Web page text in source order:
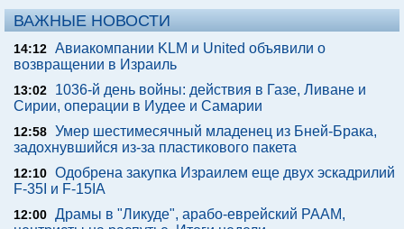
ВАЖНЫЕ НОВОСТИ
14:12 Авиакомпании KLM и United объявили о
возвращении в Израиль
13:02
1036-й день войны: действия в Газе, Ливане и
Сирии, операции в Иудее и Самарии
12:58 Умер шестимесячный младенец из Бней-Брака,
задохнувшийся из-за пластикового пакета
12:10 Одобрена закупка Израилем еще двух эскадрилий
F-35I и F-15IA
12:00 Драмы в "Ликуде", арабо-еврейский РААМ,